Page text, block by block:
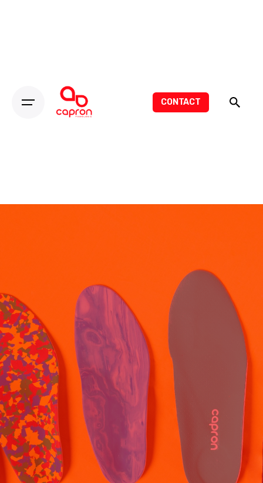
CONTACT